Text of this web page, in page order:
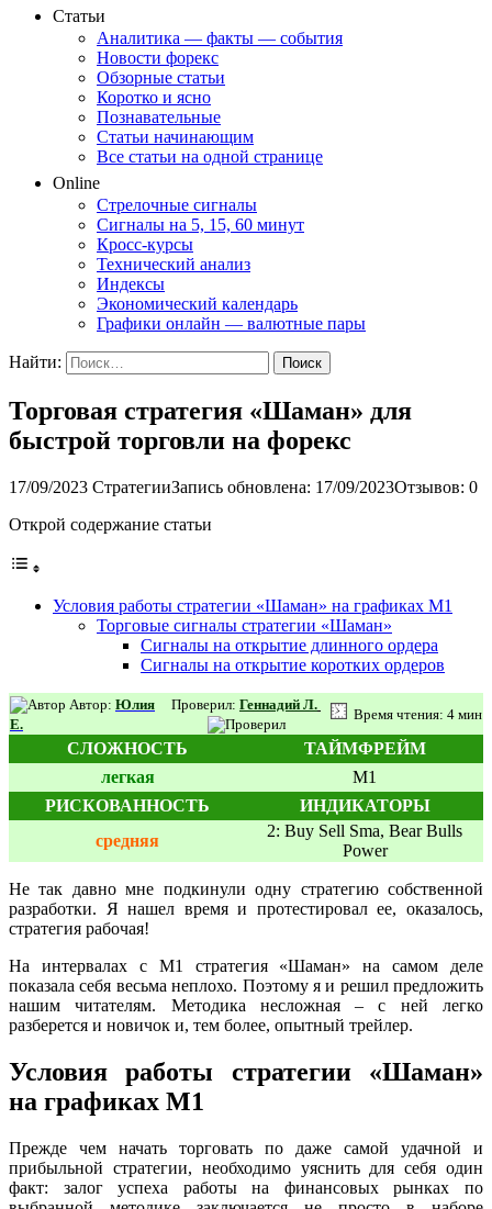
Статьи
Аналитика — факты — события
Новости форекс
Обзорные статьи
Коротко и ясно
Познавательные
Статьи начинающим
Все статьи на одной странице
Online
Стрелочные сигналы
Сигналы на 5, 15, 60 минут
Кросс-курсы
Технический анализ
Индексы
Экономический календарь
Графики онлайн — валютные пары
Найти:
Торговая стратегия «Шаман» для
быстрой торговли на форекс
17/09/2023 СтратегииЗапись обновлена: 17/09/2023Отзывов: 0
Открой содержание статьи
Условия работы стратегии «Шаман» на графиках М1
Торговые сигналы стратегии «Шаман»
Сигналы на открытие длинного ордера
Сигналы на открытие коротких ордеров
Автор: Юлия
Е.
Проверил: Геннадий Л.
Время чтения: 4 мин
СЛОЖНОСТЬ
ТАЙМФРЕЙМ
легкая
M1
РИСКОВАННОСТЬ
ИНДИКАТОРЫ
средняя
2: Buy Sell Sma, Bear Bulls
Power
Не так давно мне подкинули одну стратегию собственной
разработки. Я нашел время и протестировал ее, оказалось,
стратегия рабочая!
На интервалах с М1 стратегия «Шаман» на самом деле
показала себя весьма неплохо. Поэтому я и решил предложить
нашим читателям. Методика несложная – с ней легко
разберется и новичок и, тем более, опытный трейлер.
Условия работы стратегии «Шаман»
на графиках М1
Прежде чем начать торговать по даже самой удачной и
прибыльной стратегии, необходимо уяснить для себя один
факт: залог успеха работы на финансовых рынках по